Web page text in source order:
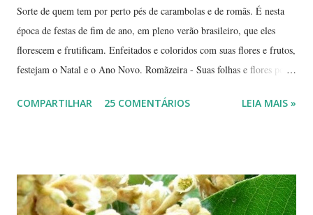
Sorte de quem tem por perto pés de carambolas e de romãs. É nesta
época de festas de fim de ano, em pleno verão brasileiro, que eles
florescem e frutificam. Enfeitados e coloridos com suas flores e frutos,
festejam o Natal e o Ano Novo. Romãzeira - Suas folhas e flores por
por tons mesclados de rosa, amarelo e laranja. No meio das flores
jóias preciosas, estão presentes na ceia de réveillon. Sim, eles nos
remetem a alegres brincadeiras - por muitos levadas a sério: São
COMPARTILHAR 25 COMENTÁRIOS LEIA MAIS »